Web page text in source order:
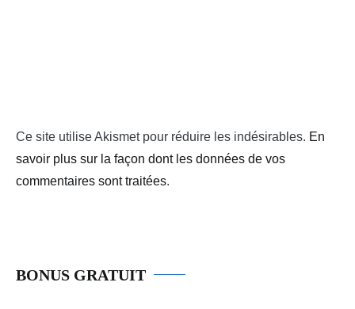
Ce site utilise Akismet pour réduire les indésirables. En
savoir plus sur la façon dont les données de vos
commentaires sont traitées.
BONUS GRATUIT